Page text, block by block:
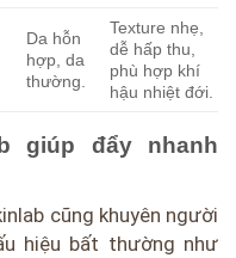
Da hỗn
hợp, da
thường.
Texture nhẹ,
dễ hấp thu,
phù hợp khí
hậu nhiệt đới.
giúp đẩy nhanh
cũng khuyên người
hiệu bất thường như